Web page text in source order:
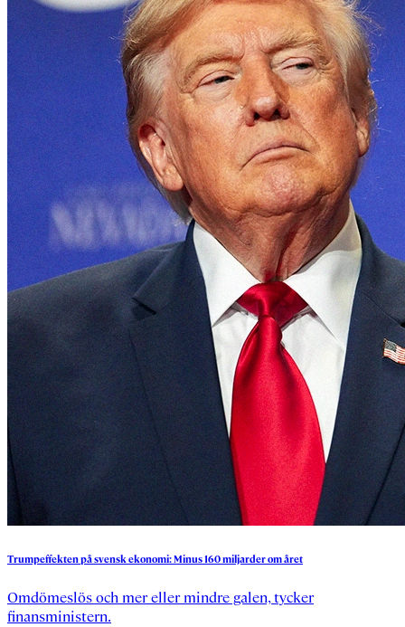
Trumpeffektenpåsvensk ekonomi:Minus160miljarderomåret
Omdömeslös och mer eller mindre galen, tycker
finansministern.